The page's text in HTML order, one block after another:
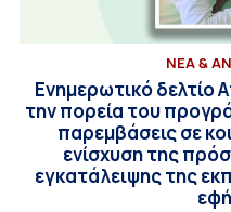
ΝΕΑ &
Ενημερωτικό δελτίο
την πορεία του
παρεμβάσεις σε
ενίσχυση της
εγκατάλειψης της